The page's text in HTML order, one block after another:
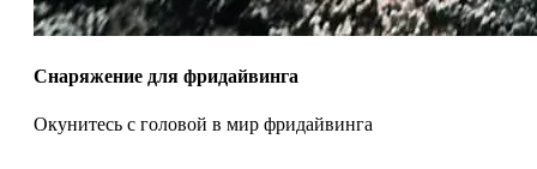
Снаряжение для фридайвинга
Окунитесь с головой в мир фридайвинга